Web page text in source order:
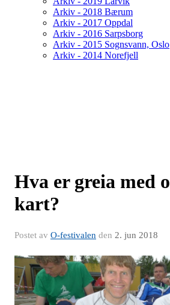
Arkiv - 2018 Bærum
Arkiv - 2017 Oppdal
Arkiv - 2016 Sarpsborg
Arkiv - 2015 Sognsvann, Oslo
Arkiv - 2014 Norefjell
Hva er greia med
kart?
Postet av O-festivalen den 2. jun 2018